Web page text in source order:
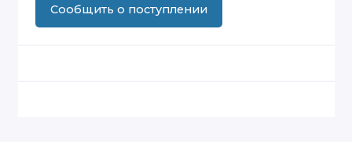
Сообщить о поступлении